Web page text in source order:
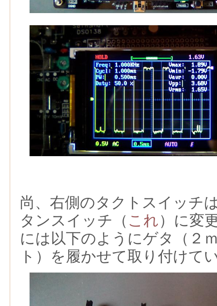
尚、右側のタクトスイッチ
タンスイッチ（ これ ）に変
には以下のようにゲタ（２
ト）を履かせて取り付けて